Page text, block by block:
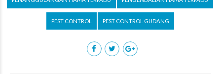
PEST CONTROL PEST CONTROL GUDANG